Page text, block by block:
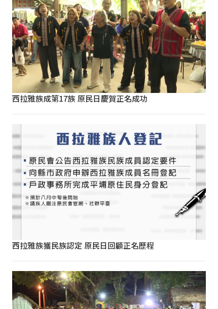
西拉雅族成第17族 原民日慶賀正名成功
西拉雅族獲民族認定 原民日回顧正名歷程